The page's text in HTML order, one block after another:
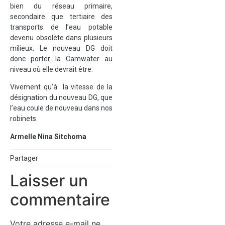
bien du réseau primaire,
secondaire que tertiaire des
transports de l’eau potable
devenu obsolète dans plusieurs
milieux. Le nouveau DG doit
donc porter la Camwater au
niveau où elle devrait être.
Vivement qu’à la vitesse de la
désignation du nouveau DG, que
l’eau coule de nouveau dans nos
robinets.
Armelle Nina Sitchoma
Partager
Laisser un
commentaire